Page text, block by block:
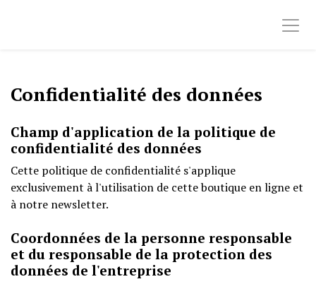
Confidentialité des données
Champ d'application de la politique de
confidentialité des données
Cette politique de confidentialité s'applique
exclusivement à l'utilisation de cette boutique en ligne et
à notre newsletter.
Coordonnées de la personne responsable
et du responsable de la protection des
données de l'entreprise